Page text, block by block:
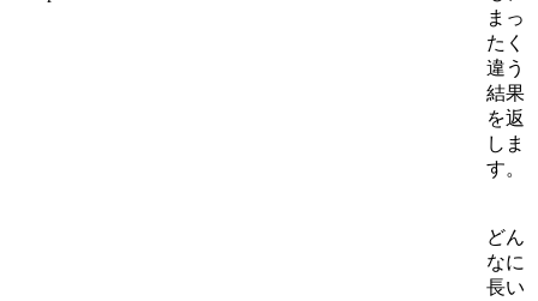
まっ
たく
違う
結果
を返
しま
す。
どん
なに
長い